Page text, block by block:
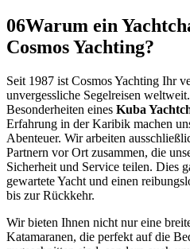
06Warum ein
Cosmos Yachting?
Seit 1987 ist Cosmos Yachting Ihr
unvergessliche Segelreisen
Besonderheiten eines Kuba
Erfahrung in der Karibik machen
Abenteuer. Wir arbeiten
Partnern vor Ort zusammen, die
Sicherheit und Service teilen. Dies
gewartete Yacht und einen
bis zur Rückkehr.
Wir bieten Ihnen nicht nur eine
Katamaranen, die perfekt auf die